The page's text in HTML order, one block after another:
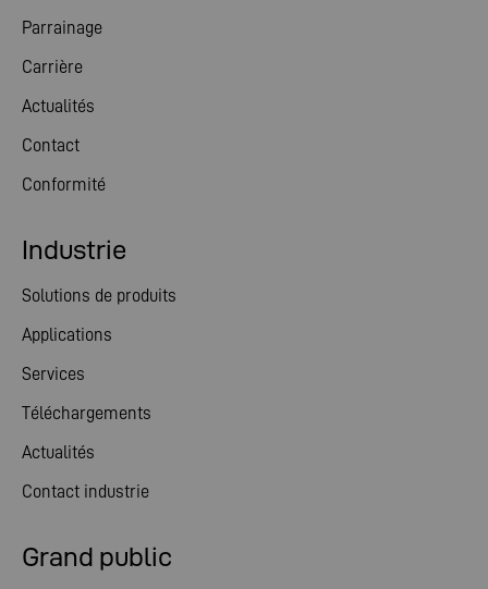
Parrainage
Carrière
Actualités
Contact
Conformité
Grand public
Industrie
Solutions de produits
Applications
Services
Téléchargements
Actualités
Contact industrie